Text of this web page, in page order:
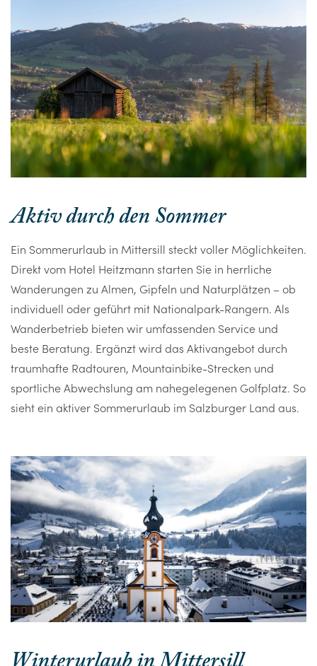
Aktiv durch den Sommer
Ein Sommerurlaub in Mittersill steckt voller Möglichkeiten.
Direkt vom Hotel Heitzmann starten Sie in herrliche
Wanderungen zu Almen, Gipfeln und Naturplätzen – ob
individuell oder geführt mit Nationalpark-Rangern. Als
Wanderbetrieb bieten wir umfassenden Service und
beste Beratung. Ergänzt wird das Aktivangebot durch
traumhafte Radtouren, Mountainbike-Strecken und
sportliche Abwechslung am nahegelegenen Golfplatz. So
sieht ein aktiver Sommerurlaub im Salzburger Land aus.